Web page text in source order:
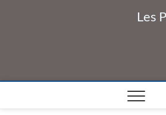
Les